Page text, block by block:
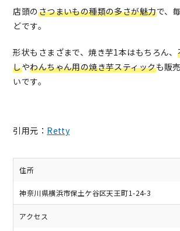
店頭のさつまいもの種類の多さが魅力で、
どです。
形状もさまざまで、焼き芋1本はもちろん、
しやわんちゃん用の焼き芋スティックも販
いです。
引用元： Retty
住所
神奈川県横浜市保土ケ谷区天王町1-24-3
アクセス